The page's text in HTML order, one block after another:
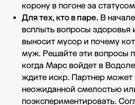
корону в погоне за
Для тех, кто в паре. В
всплыть вопросы здоровья
выносит мусор и почему
муж. Решайте эти вопросы
когда Марс войдет в
ждите искр. Партнер может
неожиданной смелостью
поэкспериментировать.